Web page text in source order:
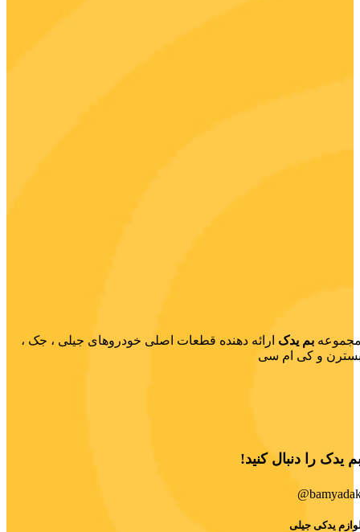
بم یدک ارائه دهنده قطعات اصلی خودروهای جیلی ، جک ،
و کی ام سی
یدک را دنبال کنید!
یدکی جیلی